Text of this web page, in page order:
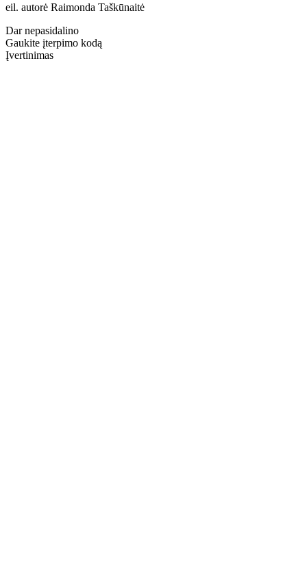
eil. autorė Raimonda Taškūnaitė
Dar nepasidalino
Gaukite įterpimo kodą
Įvertinimas